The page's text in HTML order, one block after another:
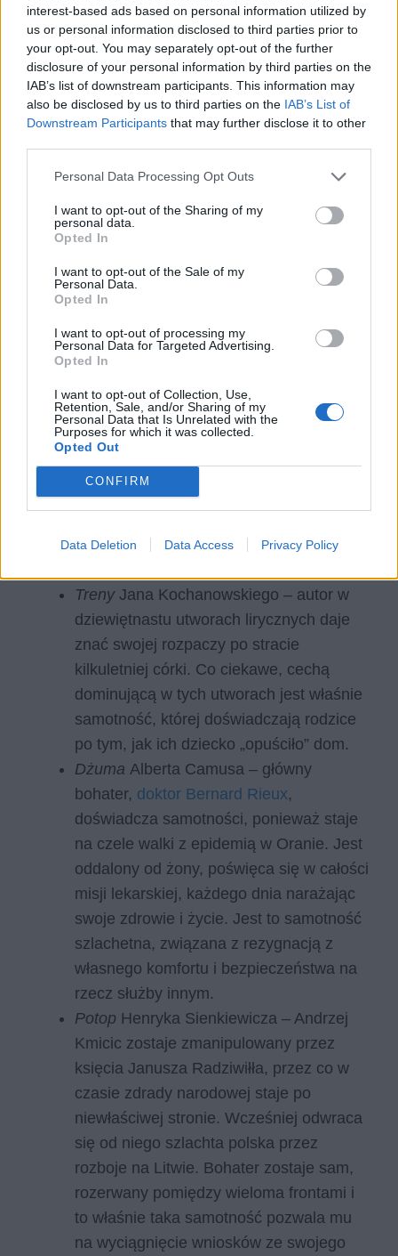
interest-based ads based on personal information utilized by
us or personal information disclosed to third parties prior to
your opt-out. You may separately opt-out of the further
disclosure of your personal information by third parties on the
IAB’s list of downstream participants. This information may
also be disclosed by us to third parties on the IAB’s List of
Downstream Participants that may further disclose it to other
Personal Data Processing Opt Outs
I want to opt-out of the Sharing of my
personal data.
Opted In
I want to opt-out of the Sale of my
Personal Data.
Opted In
I want to opt-out of processing my
Personal Data for Targeted Advertising.
Opted In
I want to opt-out of Collection, Use,
Retention, Sale, and/or Sharing of my
Personal Data that Is Unrelated with the
Purposes for which it was collected.
Opted Out
CONFIRM
Data Deletion Data Access Privacy Policy
Motyw samotności wMałym
księciuAntoine de Saint Exupery
Wielu bohaterów małegoMałego Księciamożna
by uznać za samotnych. Zwracają uwagę
zwłaszcza postaci, które chłopiec odwiedza na
Pijak, Geograf, Bankier. Wszyscy ci dorośli
mężczyźni zamieszkują swoje planety w
pojedynkę, co rodzi w nich frustrację.
odniesienia wobec własnych żyć i nie potrafią
dostrzec samych siebie w szerszej
perspektywie, dlatego też pogrążają się w
swoich destruktywnym sposobie życia.
nauczyć. Twierdzi jedynie, że dorośli są dziwni.
To tej „dziwności” przyczynia się jednak właśnie
samotność, z którą ludzie nie są sobie w stanie
często poradzić i która ich upokarza.
dziełach
Treny Jana Kochanowskiego – autor w
dziewiętnastu utworach lirycznych daje
znać swojej rozpaczy po stracie
kilkuletniej córki. Co ciekawe, cechą
dominującą w tych utworach jest właśnie
samotność, której doświadczają rodzice
po tym, jak ich dziecko „opuściło” dom.
Dżuma Alberta Camusa – główny
bohater, doktor Bernard Rieux,
doświadcza samotności, ponieważ staje
na czele walki z epidemią w Oranie. Jest
oddalony od żony, poświęca się w całości
misji lekarskiej, każdego dnia narażając
swoje zdrowie i życie. Jest to samotność
szlachetna, związana z rezygnacją z
własnego komfortu i bezpieczeństwa na
rzecz służby innym.
Potop Henryka Sienkiewicza – Andrzej
Kmicic zostaje zmanipulowany przez
księcia Janusza Radziwiłła, przez co w
czasie zdrady narodowej staje po
niewłaściwej stronie. Wcześniej odwraca
się od niego szlachta polska przez
rozboje na Litwie. Bohater zostaje sam,
rozerwany pomiędzy wieloma frontami i
to właśnie taka samotność pozwala mu
na wyciągnięcie wniosków ze swojego